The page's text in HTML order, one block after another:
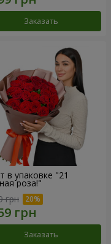
Заказать
в упаковке "21
роза!"
грн
Заказать